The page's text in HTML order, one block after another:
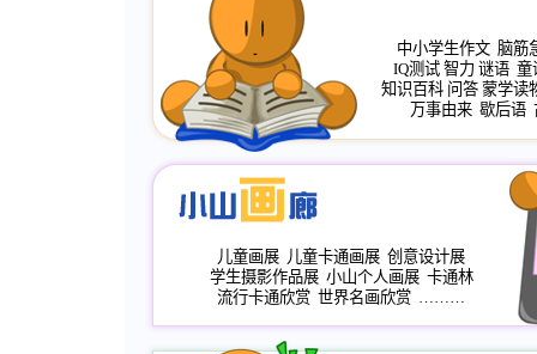
中小学生作文 脑筋
IQ测试 智力 谜语 童
知识百科 问答 蒙学读
万事由来 歇后语
儿童画展 儿童卡通画展 创意设计展
学生摄影作品展 小山个人画展 卡通林
流行卡通欣赏 世界名画欣赏 ………